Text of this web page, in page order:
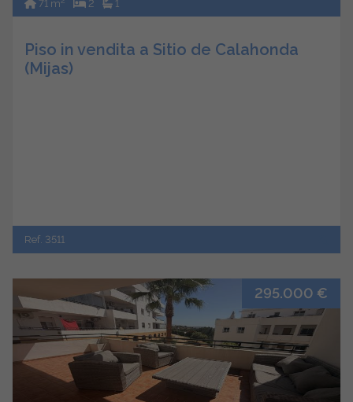
71 m 2 1
Piso in vendita a Sitio de Calahonda
(Mijas)
Ref. 3511
295.000 €